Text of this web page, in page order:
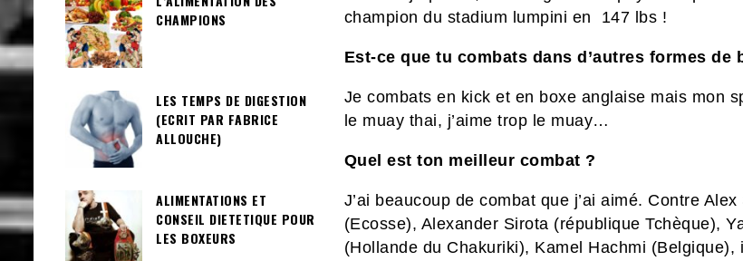
champion du stadium lumpini en 147 lbs !
Est-ce que tu combats dans d’autres formes de
Je combats en kick et en boxe anglaise mais mon
le muay thai, j’aime trop le muay…
Quel est ton meilleur combat ?
J’ai beaucoup de combat que j’ai aimé. Contre Alex
(Ecosse), Alexander Sirota (république Tchèque),
(Hollande du Chakuriki), Kamel Hachmi (Belgique),
CHAMPIONS
LES TEMPS DE DIGESTION
(ECRIT PAR FABRICE
ALLOUCHE)
ALIMENTATIONS ET
CONSEIL DIETETIQUE POUR
LES BOXEURS